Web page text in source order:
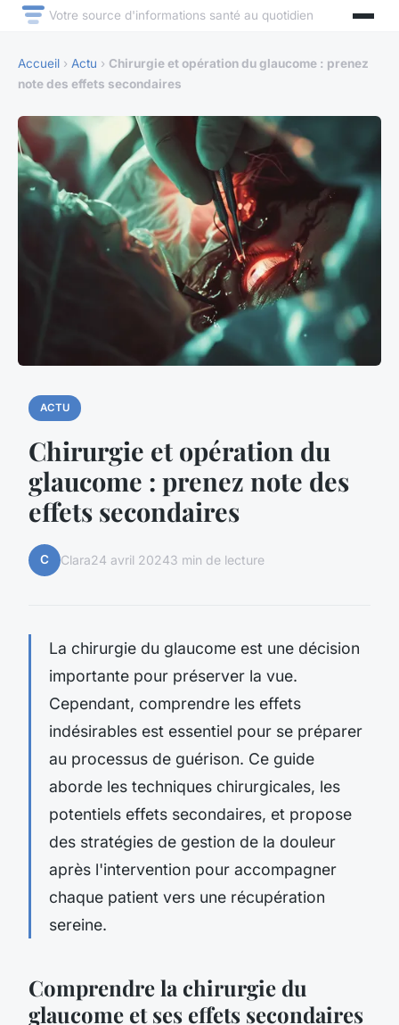
Votre source d'informations santé au quotidien
Accueil › Actu › Chirurgie et opération du glaucome : prenez
note des effets secondaires
ACTU
Chirurgie et opération du
glaucome : prenez note des
effets secondaires
C Clara24 avril 20243 min de lecture
La chirurgie du glaucome est une décision
importante pour préserver la vue.
Cependant, comprendre les effets
indésirables est essentiel pour se préparer
au processus de guérison. Ce guide
aborde les techniques chirurgicales, les
potentiels effets secondaires, et propose
des stratégies de gestion de la douleur
après l'intervention pour accompagner
chaque patient vers une récupération
sereine.
Comprendre la chirurgie du
glaucome et ses effets secondaires